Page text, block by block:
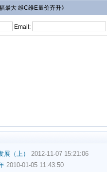
最大 维C维E量价齐升》
Email:
（上）
2012-11-07 15:21:06
2010-01-05 11:43:50